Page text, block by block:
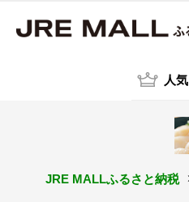
人
JRE MALLふるさと納税